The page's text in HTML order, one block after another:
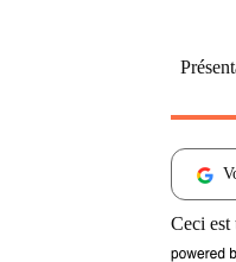
Ceci est